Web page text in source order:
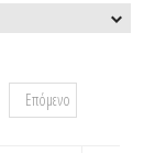
Επόμενο